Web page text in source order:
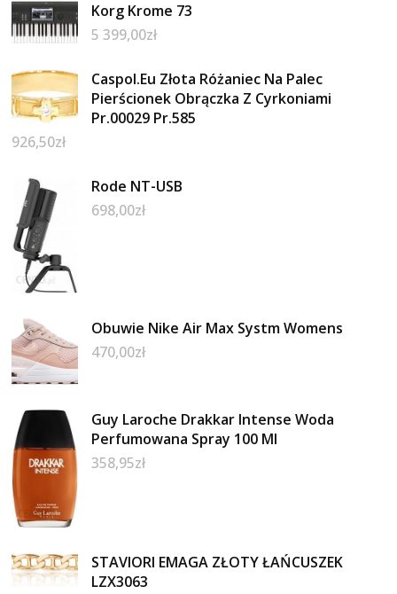
Korg Krome 73
5 399,00zł
Caspol.Eu Złota Różaniec Na Palec
Pierścionek Obrączka Z Cyrkoniami
Pr.00029 Pr.585
926,50zł
Rode NT-USB
698,00zł
Obuwie Nike Air Max Systm Womens
470,00zł
Guy Laroche Drakkar Intense Woda
Perfumowana Spray 100 Ml
358,95zł
STAVIORI EMAGA ZŁOTY ŁAŃCUSZEK
LZX3063